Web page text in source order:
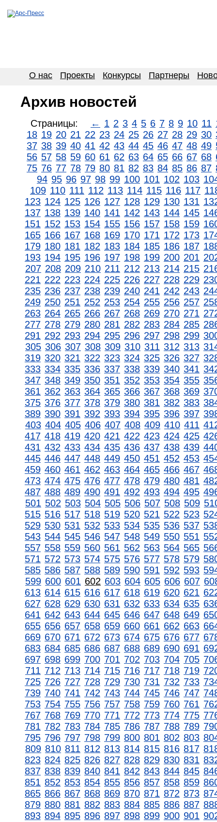
О нас Проекты Конкурсы Партнеры
Архив новостей
Страницы: ← 1 2 3 4 5 6 7 8 9 10 11
18 19 20 21 22 23 24 25 26 27 28 29 30
37 38 39 40 41 42 43 44 45 46 47 48 49
56 57 58 59 60 61 62 63 64 65 66 67 68
75 76 77 78 79 80 81 82 83 84 85 86 87
94 95 96 97 98 99 100 101 102 103
109 110 111 112 113 114 115 116 117
123 124 125 126 127 128 129 130 131
137 138 139 140 141 142 143 144 145
151 152 153 154 155 156 157 158 159
165 166 167 168 169 170 171 172 173
179 180 181 182 183 184 185 186 187
193 194 195 196 197 198 199 200 201
207 208 209 210 211 212 213 214 215
221 222 223 224 225 226 227 228 229
235 236 237 238 239 240 241 242 243
249 250 251 252 253 254 255 256 257
263 264 265 266 267 268 269 270 271
277 278 279 280 281 282 283 284 285
291 292 293 294 295 296 297 298 299
305 306 307 308 309 310 311 312 313
319 320 321 322 323 324 325 326 327
333 334 335 336 337 338 339 340 341
347 348 349 350 351 352 353 354 355
361 362 363 364 365 366 367 368 369
375 376 377 378 379 380 381 382 383
389 390 391 392 393 394 395 396 397
403 404 405 406 407 408 409 410 411
417 418 419 420 421 422 423 424 425
431 432 433 434 435 436 437 438 439
445 446 447 448 449 450 451 452 453
459 460 461 462 463 464 465 466 467
473 474 475 476 477 478 479 480 481
487 488 489 490 491 492 493 494 495
501 502 503 504 505 506 507 508 509
515 516 517 518 519 520 521 522 523
529 530 531 532 533 534 535 536 537
543 544 545 546 547 548 549 550 551
557 558 559 560 561 562 563 564 565
571 572 573 574 575 576 577 578 579
585 586 587 588 589 590 591 592 593
599 600 601 602 603 604 605 606 607
613 614 615 616 617 618 619 620 621
627 628 629 630 631 632 633 634 635
641 642 643 644 645 646 647 648 649
655 656 657 658 659 660 661 662 663
669 670 671 672 673 674 675 676 677
683 684 685 686 687 688 689 690 691
697 698 699 700 701 702 703 704 705
711 712 713 714 715 716 717 718 719
725 726 727 728 729 730 731 732 733
739 740 741 742 743 744 745 746 747
753 754 755 756 757 758 759 760 761
767 768 769 770 771 772 773 774 775
781 782 783 784 785 786 787 788 789
795 796 797 798 799 800 801 802 803
809 810 811 812 813 814 815 816 817
823 824 825 826 827 828 829 830 831
837 838 839 840 841 842 843 844 845
851 852 853 854 855 856 857 858 859
865 866 867 868 869 870 871 872 873
879 880 881 882 883 884 885 886 887
893 894 895 896 897 898 899 900 901